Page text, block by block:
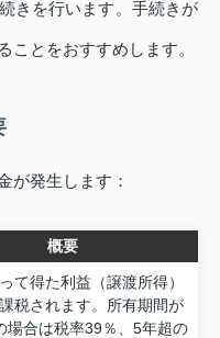
きを行います。手続きが
ことをおすすめします。
が発生します：
概要
て得た利益（譲渡所得）
税されます。所有期間が
場合は税率39％、5年超の